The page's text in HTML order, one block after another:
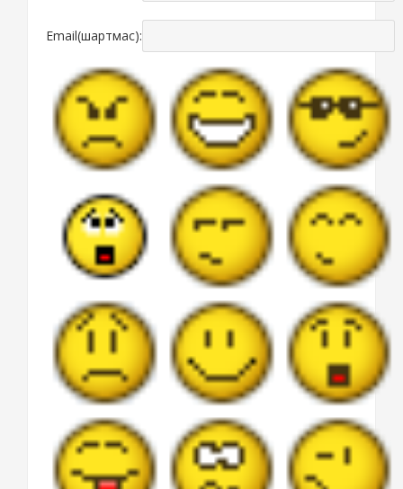
Email(шартмас):